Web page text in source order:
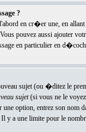
?
en cr�er une, en
pouvez aussi ajouter
en particulier en
sujet (ou �ditez le
sujet(si vous ne le voyez
option, entrez son nom
Il y a une limite pour le